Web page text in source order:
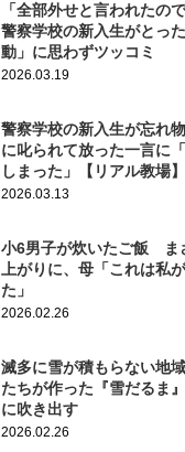
「全部外せと言われた
警察学校の新入生がとっ
動」に思わずツッコミ
2026.03.19
警察学校の新入生が忘れ
に叱られて放った一言に
しまった」【リアル教場】
2026.03.13
小6男子が炊いたご飯 ま
上がりに、母「これは私
た」
2026.02.26
滅多に雪が積もらない地
たちが作った『雪だるま
に吹き出す
2026.02.26